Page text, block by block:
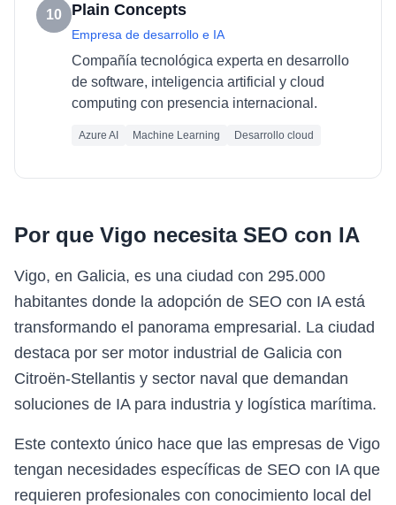
10 Plain Concepts
Empresa de desarrollo e IA
Compañía tecnológica experta en desarrollo
de software, inteligencia artificial y cloud
computing con presencia internacional.
Azure AI Machine Learning Desarrollo cloud
Por que Vigo necesita SEO con IA
Vigo, en Galicia, es una ciudad con 295.000
habitantes donde la adopción de SEO con IA está
transformando el panorama empresarial. La ciudad
destaca por ser motor industrial de Galicia con
Citroën-Stellantis y sector naval que demandan
soluciones de IA para industria y logística marítima.
Este contexto único hace que las empresas de Vigo
tengan necesidades específicas de SEO con IA que
requieren profesionales con conocimiento local del